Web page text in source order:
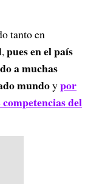
tanto en
pues en el país
a muchas
mundoypor
competencias del